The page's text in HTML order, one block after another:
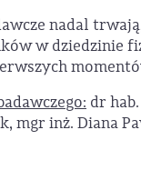
nadal
w dziedzinie
dr
mgr inż. Diana